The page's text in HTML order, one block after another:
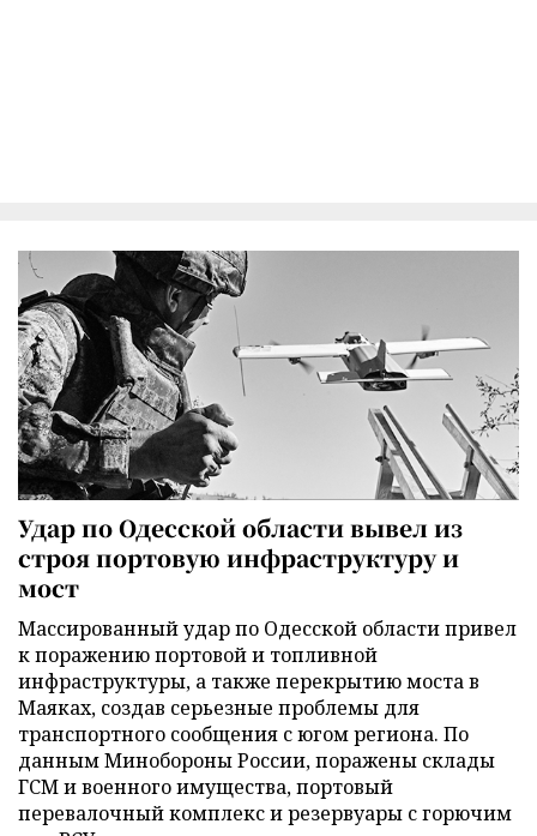
Удар по Одесской области вывел из
строя портовую инфраструктуру и
мост
Массированный удар по Одесской области привел
к поражению портовой и топливной
инфраструктуры, а также перекрытию моста в
Маяках, создав серьезные проблемы для
транспортного сообщения с югом региона. По
данным Минобороны России, поражены склады
ГСМ и военного имущества, портовый
перевалочный комплекс и резервуары с горючим